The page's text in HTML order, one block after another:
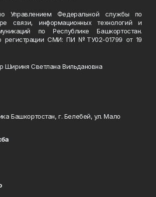
Управлением Федеральной службы по
связи, информационных технологий и
по Республике Башкортостан.
регистрации СМИ: ПИ №ТУ02-01799 от 19
Шириня Светлана Вильдановна
Башкортостан, г. Белебей, ул. Мало